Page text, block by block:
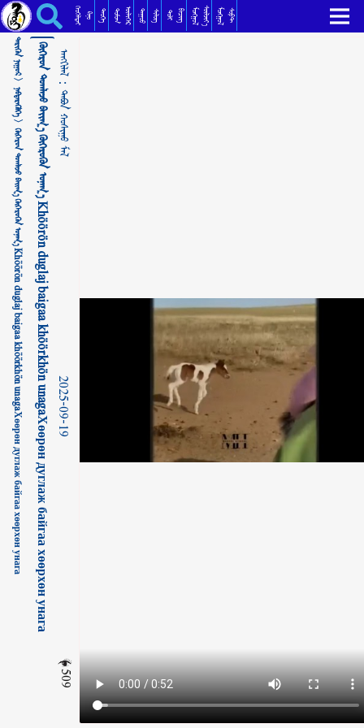
ᠬᠥᠭᠡᠷᠦᠨ ᠲᠣᠭᠯᠠᠵᠤ ᠪᠠᠢᠭ᠎ᠠ ᠬᠥᠭᠡᠷᠦᠬᠦᠨ ᠤᠨᠠᠭ᠎ᠠ Khöörön duglaj baigaa khöörkhön unagaХөөрөн дуглаж байгаа хөөрхөн унага ᠲᠠᠪᠤᠨ ᠬᠣᠰᠢᠭᠤ ᠮᠠᠯ ᠬᠡᠦᠬᠡᠯᠳᠡᠢ ᠺᠢᠨᠣ᠋ ᠲᠡᠦᠬᠡ ᠳᠣᠮᠣᠭ ᠥᠯᠢᠭᠡᠷ ᠳᠠᠭᠤᠤ ᠰᠢᠯᠦᠭ ᠲᠣᠯᠢ ᠪᠢᠴᠢᠭ ᠮᠣᠩᠭᠣᠯᠰᠦᠯᠵᠢᠶ᠎ᠡ ᠮᠣᠩᠭᠣᠯᠰᠣᠹᠲ
ᠲᠡᠷᠢᠭᠦᠨ ᠨᠢᠭᠤᠷ >
ᠨᠡᠪᠲᠡᠷᠡᠭᠦᠯᠭᠡ >
ᠬᠥᠭᠡᠷᠦᠨ ᠲᠣᠭᠯᠠᠵᠤ ᠪᠠᠢᠭ᠎ᠠ ᠬᠥᠭᠡᠷᠦᠬᠦᠨ ᠤᠨᠠᠭ᠎ᠠ Khöörön duglaj baigaa khöörkhön unagaХөөрөн дуглаж байгаа хөөрхөн унагаᠬᠥᠭᠡᠷᠦᠨ ᠲᠣᠭᠯᠠᠵᠤ ᠪᠠᠢᠭ᠎ᠠ ᠬᠥᠭᠡᠷᠦᠬᠦᠨ ᠤᠨᠠᠭ᠎ᠠ Khöörön duglaj baigaa khöörkhön unagaХөөрөн дуглаж байгаа хөөрхөн унага ᠠᠩᠭᠢᠯᠠᠯ：
ᠲᠠᠪᠤᠨ ᠬᠣᠰᠢᠭᠤ ᠮᠠᠯ
2025-09-19
509